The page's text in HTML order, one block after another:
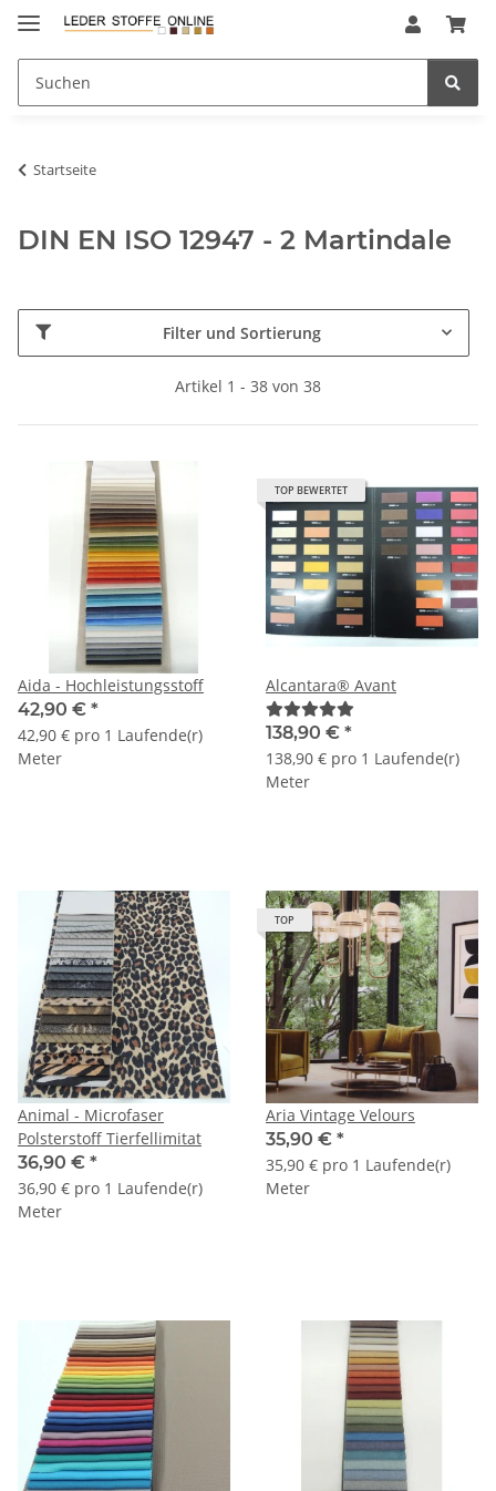
Startseite
DIN EN ISO 12947 - 2 Martindale
Filter und Sortierung
Artikel 1 - 38 von 38
Aida - Hochleistungsstoff
42,90 € *
42,90 € pro 1 Laufende(r)
Meter
TOP BEWERTET
Alcantara® Avant
138,90 € *
138,90 € pro 1 Laufende(r)
Meter
Animal - Microfaser
Polsterstoff Tierfellimitat
36,90 € *
36,90 € pro 1 Laufende(r)
Meter
TOP
Aria Vintage Velours
35,90 € *
35,90 € pro 1 Laufende(r)
Meter